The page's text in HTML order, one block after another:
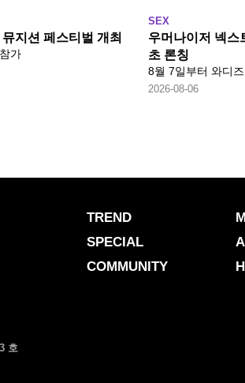
지션 페스티벌 개최
가
SEX
우머나이저 넥스
초 론칭
8월 7일부터 와디
2026-08-06
TREND
SPECIAL
COMMUNITY
호